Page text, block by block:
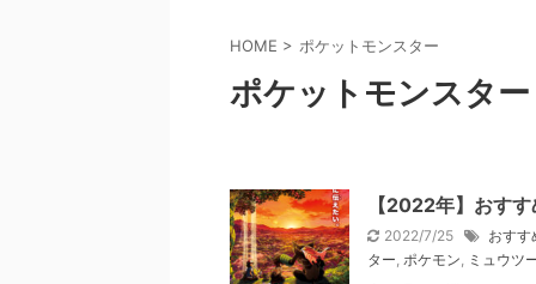
HOME > ポケットモンスター
ポケットモンスター
【2022年】おす
2022/7/25
おすす
ター, ポケモン, ミュウツ